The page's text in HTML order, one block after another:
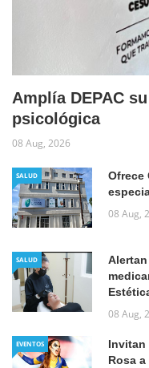
Amplía DEPAC
psicológica
08 Aug, 2026
SALUD
Ofrece
08 Aug,
SALUD
08 Aug,
EVENTOS
Invitan
Rosa